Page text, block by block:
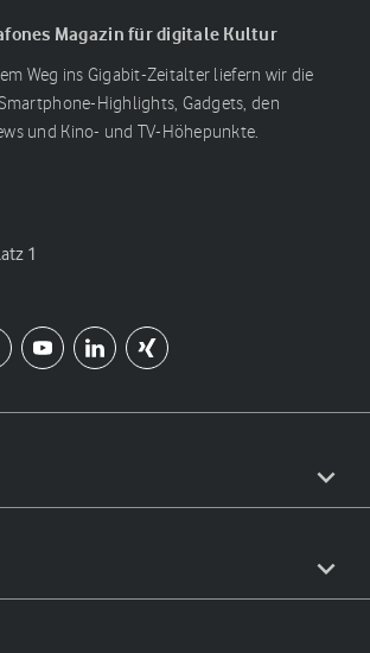
Magazin für digitale Kultur
Weg ins Gigabit-Zeitalter liefern wir die
Highlights, Gadgets, den
und Kino- und TV-Höhepunkte.
1